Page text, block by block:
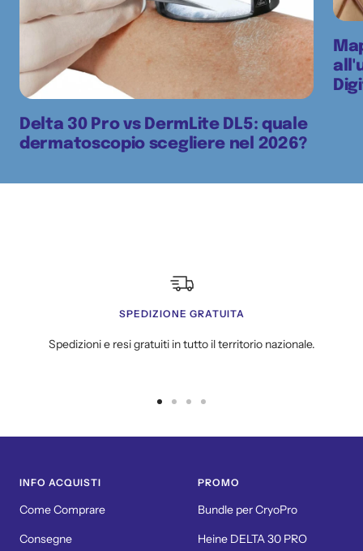
Delta 30 Pro vs DermLite DL5: quale
dermatoscopio scegliere nel 2026?
SPEDIZIONE GRATUITA
Spedizioni e resi gratuiti in tutto il territorio nazionale.
INFO ACQUISTI
Come Comprare
Consegne
PROMO
Bundle per CryoPro
Heine DELTA 30 PRO